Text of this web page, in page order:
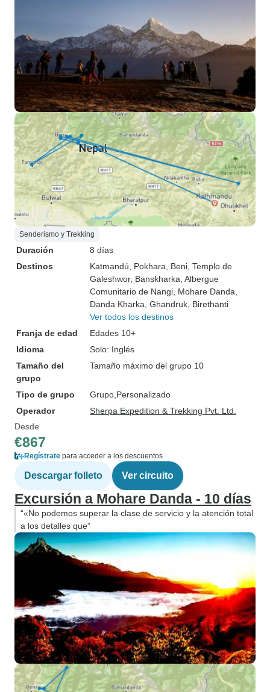
Senderismo y Trekking
Duración
8 días
Destinos
Katmandú , Pokhara , Beni , Templo de
Galeshwor, Banskharka , Albergue
Comunitario de Nangi , Mohare Danda
Danda Kharka , Ghandruk , Birethanti
Ver todos los destinos
Franja de edad
Edades 10+
Idioma
Solo: Inglés
Tamaño del
grupo
Tamaño máximo del grupo 10
Tipo de grupo Grupo Personalizado
Operador
Sherpa Expedition & Trekking Pvt. Ltd.
Desde
€867
Regístrate para acceder a los descuentos
Descargar folleto Ver circuito
Excursión a Mohare Danda - 10 días
“«No podemos superar la clase de servicio y la atención total
a los detalles que”